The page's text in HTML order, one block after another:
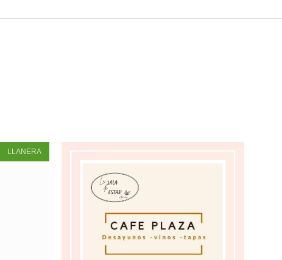
LLANERA